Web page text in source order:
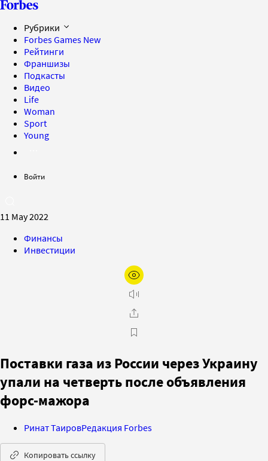
Рубрики
Forbes Games New
Рейтинги
Франшизы
Подкасты
Видео
Life
Woman
Sport
Young
Войти
11 May 2022
Финансы
Инвестиции
Поставки газа из России через Украину
упали на четверть после объявления
форс-мажора
Ринат ТаировРедакция Forbes
Копировать ссылку